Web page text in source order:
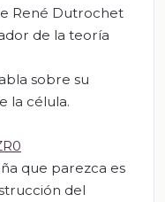
René Dutrochet
de la teoría
sobre su
la célula.
que parezca es
del